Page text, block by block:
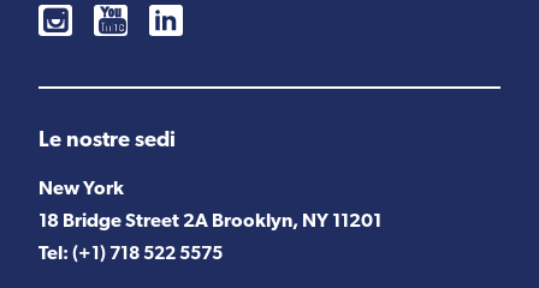
Le nostre sedi
New York
18 Bridge Street 2A Brooklyn, NY 11201
Tel: (+1) 718 522 5575